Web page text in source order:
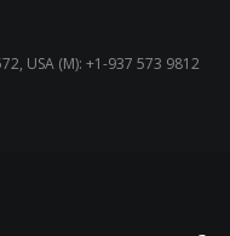
USA (M): +1-937 573 9812